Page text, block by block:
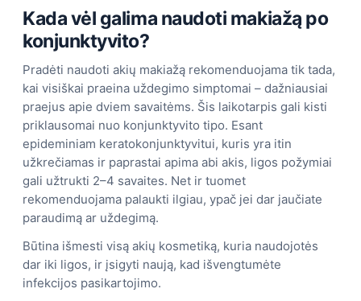
Kada vėl galima naudoti makiažą po
konjunktyvito?
Pradėti naudoti akių makiažą rekomenduojama tik tada,
kai visiškai praeina uždegimo simptomai – dažniausiai
praejus apie dviem savaitėms. Šis laikotarpis gali kisti
priklausomai nuo konjunktyvito tipo. Esant
epideminiam keratokonjunktyvitui, kuris yra itin
užkrečiamas ir paprastai apima abi akis, ligos požymiai
gali užtrukti 2–4 savaites. Net ir tuomet
rekomenduojama palaukti ilgiau, ypač jei dar jaučiate
paraudimą ar uždegimą.
Būtina išmesti visą akių kosmetiką, kuria naudojotės
dar iki ligos, ir įsigyti naują, kad išvengtumėte
infekcijos pasikartojimo.